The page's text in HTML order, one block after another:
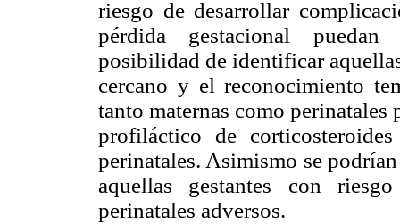
riesgo de desarrollar
pérdida gestacional puedan
posibilidad de identificar
cercano y el reconocimiento
tanto maternas como
profiláctico de
perinatales. Asimismo se
aquellas gestantes con
perinatales adversos.